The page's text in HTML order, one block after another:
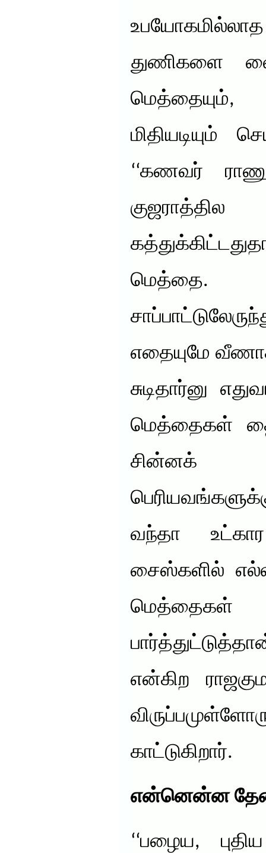
துணிகளை
மிதியடியும்
‘‘கணவர்
மெத்தை.
எதையுமே
சுடிதார்னு
மெத்தைகள்
சின்னக்
வந்தா
சைஸ்களில்
மெத்தைகள்
என்கிற
காட்டுகிறார்.
என்னென்ன
‘‘பழைய,